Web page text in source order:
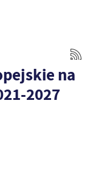
na
2027